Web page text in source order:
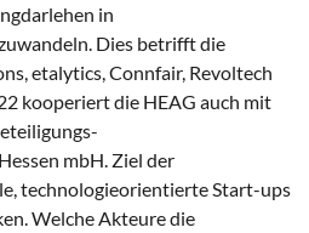
in
Dies betrifft die
etalytics, Connfair, Revoltech
kooperiert die HEAG auch mit
mbH. Ziel der
technologieorientierte Start-ups
Welche Akteure die